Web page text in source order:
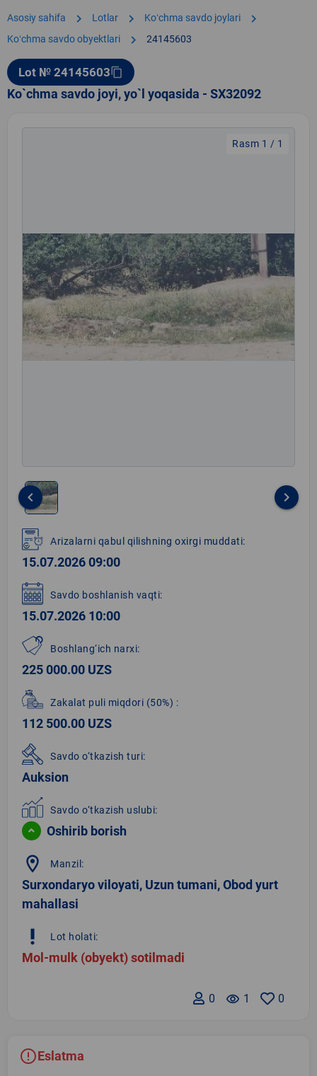
Asosiy sahifa chevron_right Lotlar chevron_right Koʻchma savdo joylari chevron_right
Koʻchma savdo obyektlari chevron_right 24145603
Lot № 24145603content_copy
Ko`chma savdo joyi, yo`l yoqasida - SX32092
Rasm 1 / 1
1
of
1
keyboard_arrow_left keyboard_arrow_right
Arizalarni qabul qilishning oxirgi muddati:
15.07.2026 09:00
Savdo boshlanish vaqti:
15.07.2026 10:00
Boshlang‘ich narxi:
225 000.00 UZS
Zakalat puli miqdori (50%) :
112 500.00 UZS
Savdo o‘tkazish turi:
Auksion
Savdo o‘tkazish uslubi:
Oshirib borish
location_on Manzil:
Surxondaryo viloyati, Uzun tumani, Obod yurt
mahallasi
priority_high Lot holati:
Mol-mulk (obyekt) sotilmadi
0
remove_red_eye 1
0
Eslatma